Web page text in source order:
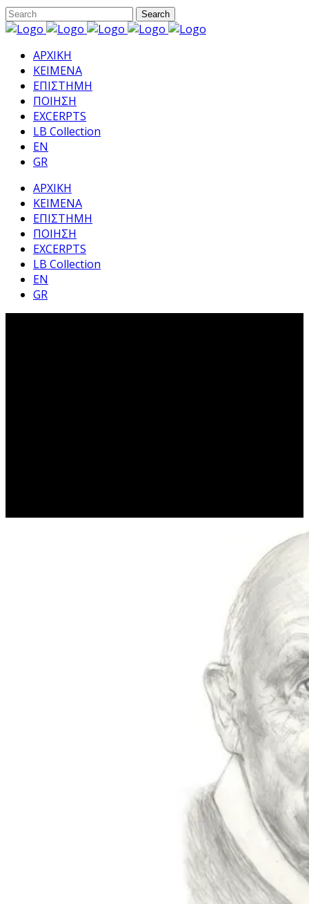
ΑΡΧΙΚΗ
ΚΕΙΜΕΝΑ
ΕΠΙΣΤΗΜΗ
ΠΟΙΗΣΗ
EXCERPTS
LB Collection
EN
GR
ΑΡΧΙΚΗ
ΚΕΙΜΕΝΑ
ΕΠΙΣΤΗΜΗ
ΠΟΙΗΣΗ
EXCERPTS
LB Collection
EN
GR